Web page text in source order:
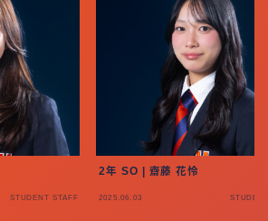
STUDENT STAFF
2年 SO | 齋藤 花怜
2025.06.03